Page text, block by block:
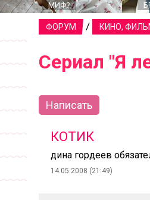
МИФ?
ФОРУМ / КИНО,
Сериал "Я
Написать
КОТИК
дина гордеев
14.05.2008 (21:49)